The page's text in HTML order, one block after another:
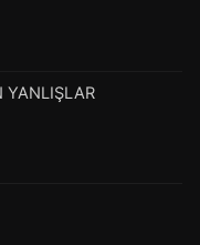
YANLIŞLAR